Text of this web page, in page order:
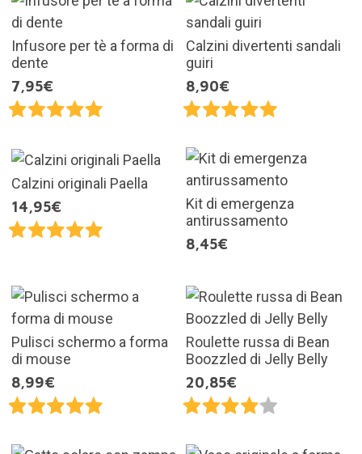
Infusore per tè a forma di
dente
7,95€
Calzini divertenti sandali
guiri
8,90€
Calzini originali Paella
14,95€
Kit di emergenza
antirussamento
8,45€
Pulisci schermo a forma
di mouse
8,99€
Roulette russa di Bean
Boozzled di Jelly Belly
20,85€